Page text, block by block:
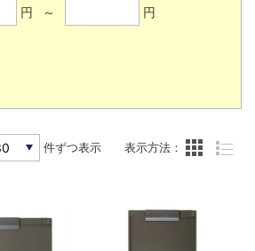
円 ～ 円
件ずつ表示 表示方法：